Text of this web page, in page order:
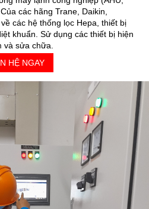
các hãng Trane, Daikin,
các hệ thống lọc Hepa, thiết bị
khuẩn. Sử dụng các thiết bị hiện
và sửa chữa.
HỆ NGAY